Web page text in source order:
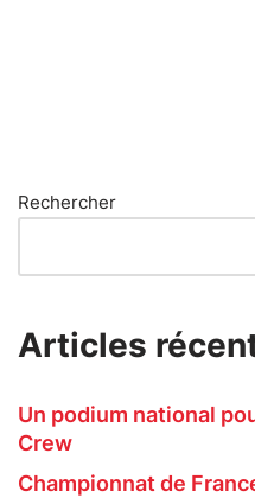
Rechercher
Articles
Un podium national
Crew
Championnat de